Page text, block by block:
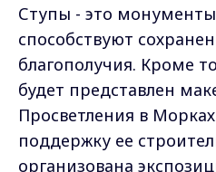
Ступы - это
способствуют
благополучия. Кроме
будет представлен
Просветления в
поддержку ее
организована